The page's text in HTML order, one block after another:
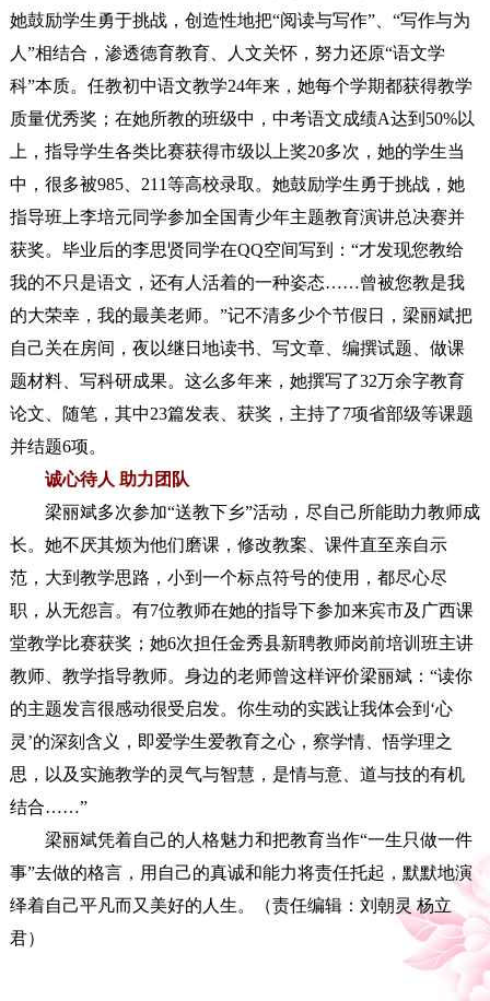
她鼓励学生勇于挑战，创造性地把“阅读与写作”、“写作与为
人”相结合，渗透德育教育、人文关怀，努力还原“语文学
科”本质。任教初中语文教学24年来，她每个学期都获得教学
质量优秀奖；在她所教的班级中，中考语文成绩A达到50%以
上，指导学生各类比赛获得市级以上奖20多次，她的学生当
中，很多被985、211等高校录取。她鼓励学生勇于挑战，她
指导班上李培元同学参加全国青少年主题教育演讲总决赛并
获奖。毕业后的李思贤同学在QQ空间写到：“才发现您教给
我的不只是语文，还有人活着的一种姿态……曾被您教是我
的大荣幸，我的最美老师。”记不清多少个节假日，梁丽斌把
自己关在房间，夜以继日地读书、写文章、编撰试题、做课
题材料、写科研成果。这么多年来，她撰写了32万余字教育
论文、随笔，其中23篇发表、获奖，主持了7项省部级等课题
并结题6项。
诚心待人 助力团队
梁丽斌多次参加“送教下乡”活动，尽自己所能助力教师成
长。她不厌其烦为他们磨课，修改教案、课件直至亲自示
范，大到教学思路，小到一个标点符号的使用，都尽心尽
职，从无怨言。有7位教师在她的指导下参加来宾市及广西课
堂教学比赛获奖；她6次担任金秀县新聘教师岗前培训班主讲
教师、教学指导教师。 身边的老师曾这样评价梁丽斌：“读你
的主题发言很感动很受启发。你生动的实践让我体会到‘心
灵’的深刻含义，即爱学生爱教育之心，察学情、悟学理之
思，以及实施教学的灵气与智慧，是情与意、道与技的有机
结合……”
梁丽斌凭着自己的人格魅力和把教育当作“一生只做一件
事”去做的格言，用自己的真诚和能力将责任托起，默默地演
绎着自己平凡而又美好的人生。（责任编辑：刘朝灵 杨立
君）